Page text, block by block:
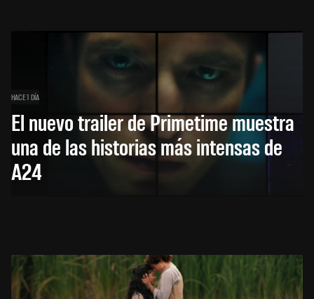
HACE 1 DÍA
El nuevo trailer de Primetime muestra
una de las historias más intensas de
A24